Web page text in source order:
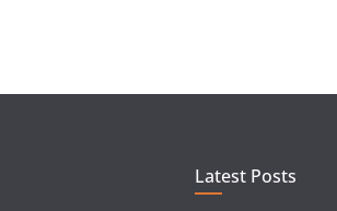
Latest Posts